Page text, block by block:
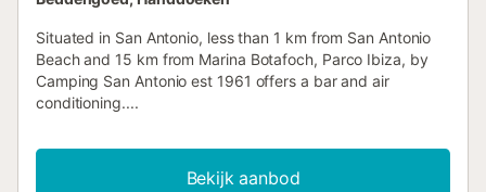
Situated in San Antonio, less than 1 km from San Antonio
Beach and 15 km from Marina Botafoch, Parco Ibiza, by
Camping San Antonio est 1961 offers a bar and air
conditioning....
Bekijk aanbod